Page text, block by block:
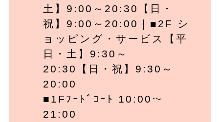
土】9:00～20:30【日・
祝】9:00～20:00｜■2F シ
ョッピング・サービス【平
日・土】9:30～
20:30【日・祝】9:30～
20:00
■1Fﾌｰﾄﾞｺｰﾄ 10:00～
21:00